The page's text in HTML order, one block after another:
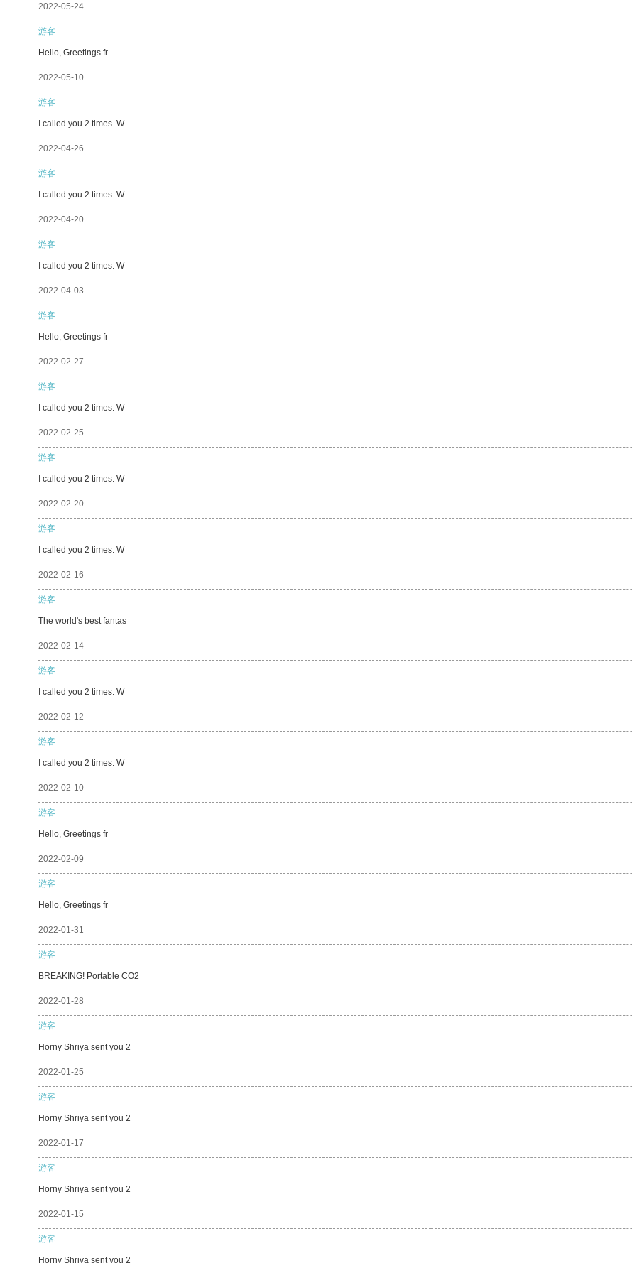
2022-05-24
游客
Hello, Greetings fr
2022-05-10
游客
I called you 2 times. W
2022-04-26
游客
I called you 2 times. W
2022-04-20
游客
I called you 2 times. W
2022-04-03
游客
Hello, Greetings fr
2022-02-27
游客
I called you 2 times. W
2022-02-25
游客
I called you 2 times. W
2022-02-20
游客
I called you 2 times. W
2022-02-16
游客
The world's best fantas
2022-02-14
游客
I called you 2 times. W
2022-02-12
游客
I called you 2 times. W
2022-02-10
游客
Hello, Greetings fr
2022-02-09
游客
Hello, Greetings fr
2022-01-31
游客
BREAKING! Portable CO2
2022-01-28
游客
Horny Shriya sent you 2
2022-01-25
游客
Horny Shriya sent you 2
2022-01-17
游客
Horny Shriya sent you 2
2022-01-15
游客
Horny Shriya sent you 2